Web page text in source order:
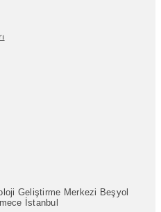
Geliştirme Merkezi Beşyol
İstanbul